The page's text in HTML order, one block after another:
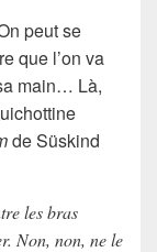
peut se
que l’on va
main… Là,
deSüskind
les bras
Non, non, ne le